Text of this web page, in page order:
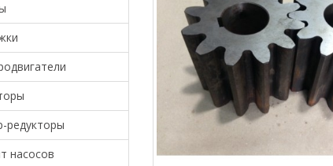
редукторы
насосов